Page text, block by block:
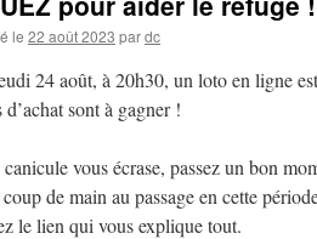
le 22 août 2023 pardc
24 août, à 20h30, un loto en ligne
d’achat sont à gagner !
vous écrase, passez un bon
de main au passage en cette
le lien qui vous explique tout.